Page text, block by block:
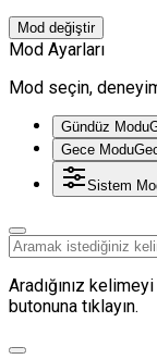
Mod değiştir
Mod Ayarları
Mod seçin,
Gündüz Modu
Gece Modu
Sistem
Aradığınız
butonuna tıklayın.